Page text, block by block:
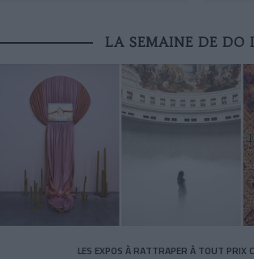
LA SEMAINE DE DO
LES EXPOS À RATTRAPER À TOUT PRIX